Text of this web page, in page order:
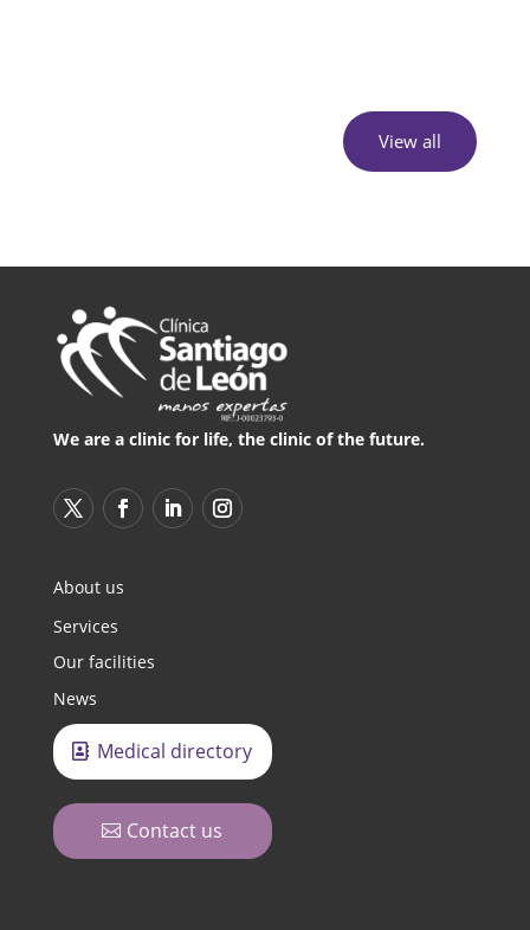
View all
We are a clinic for life, the clinic of the future.
About us
Services
Our facilities
News
Medical directory
Contact us